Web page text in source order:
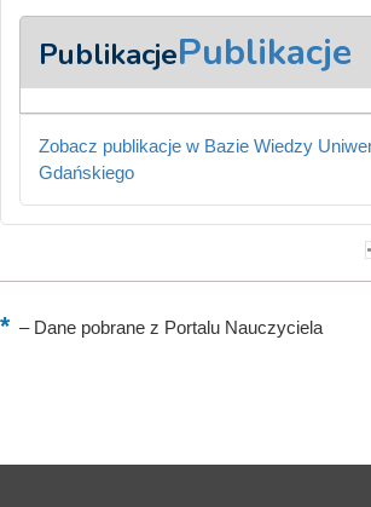
PublikacjePublikacje
Zobacz publikacje w Bazie Wiedzy
Gdańskiego
–Dane pobrane z Portalu Nauczyciela